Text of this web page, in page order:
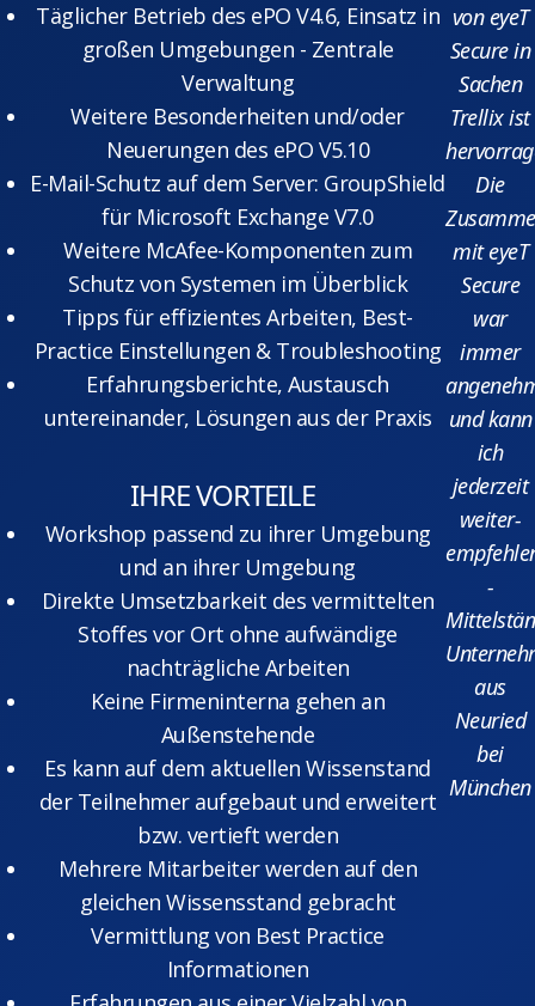
Täglicher Betrieb des ePO V4.6, Einsatz in
großen Umgebungen - Zentrale
Verwaltung
Weitere Besonderheiten und/oder
Neuerungen des ePO V5.10
E-Mail-Schutz auf dem Server: GroupShield
für Microsoft Exchange V7.0
Weitere McAfee-Komponenten zum
Schutz von Systemen im Überblick
Tipps für effizientes Arbeiten, Best-
Practice Einstellungen & Troubleshooting
Erfahrungsberichte, Austausch
untereinander, Lösungen aus der Praxis
IHRE VORTEILE
Workshop passend zu ihrer Umgebung
und an ihrer Umgebung
Direkte Umsetzbarkeit des vermittelten
Stoffes vor Ort ohne aufwändige
nachträgliche Arbeiten
Keine Firmeninterna gehen an
Außenstehende
Es kann auf dem aktuellen Wissenstand
der Teilnehmer aufgebaut und erweitert
bzw. vertieft werden
Mehrere Mitarbeiter werden auf den
gleichen Wissensstand gebracht
Vermittlung von Best Practice
Informationen
von eyeT
Secure in
Sachen
Trellix ist
Die
mit eyeT
Secure
war
immer
und kann
ich
jederzeit
weiter-
-
aus
Neuried
bei
München